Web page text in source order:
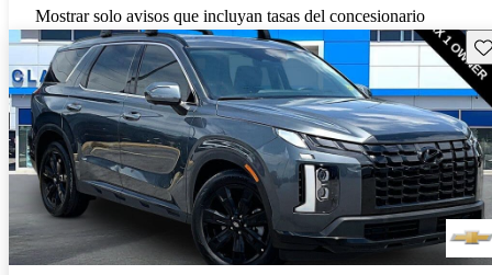
Mostrar solo avisos que incluyan tasas del concesionario